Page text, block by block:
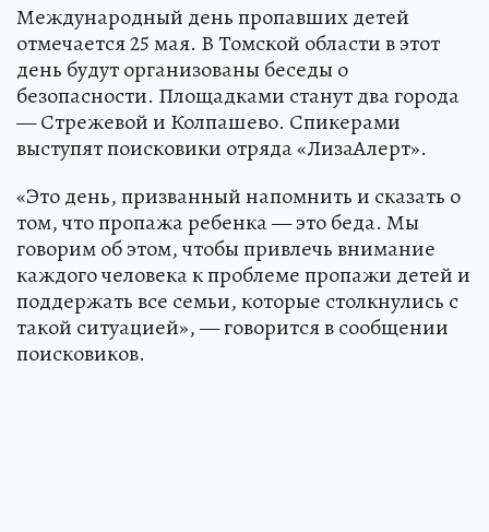
Международный день пропавших детей
отмечается 25 мая. В Томской области в этот
день будут организованы беседы о
безопасности. Площадками станут два города
— Стрежевой и Колпашево. Спикерами
выступят поисковики отряда «ЛизаАлерт».
«Это день, призванный напомнить и сказать о
том, что пропажа ребенка — это беда. Мы
говорим об этом, чтобы привлечь внимание
каждого человека к проблеме пропажи детей и
поддержать все семьи, которые столкнулись с
такой ситуацией», — говорится в сообщении
поисковиков.